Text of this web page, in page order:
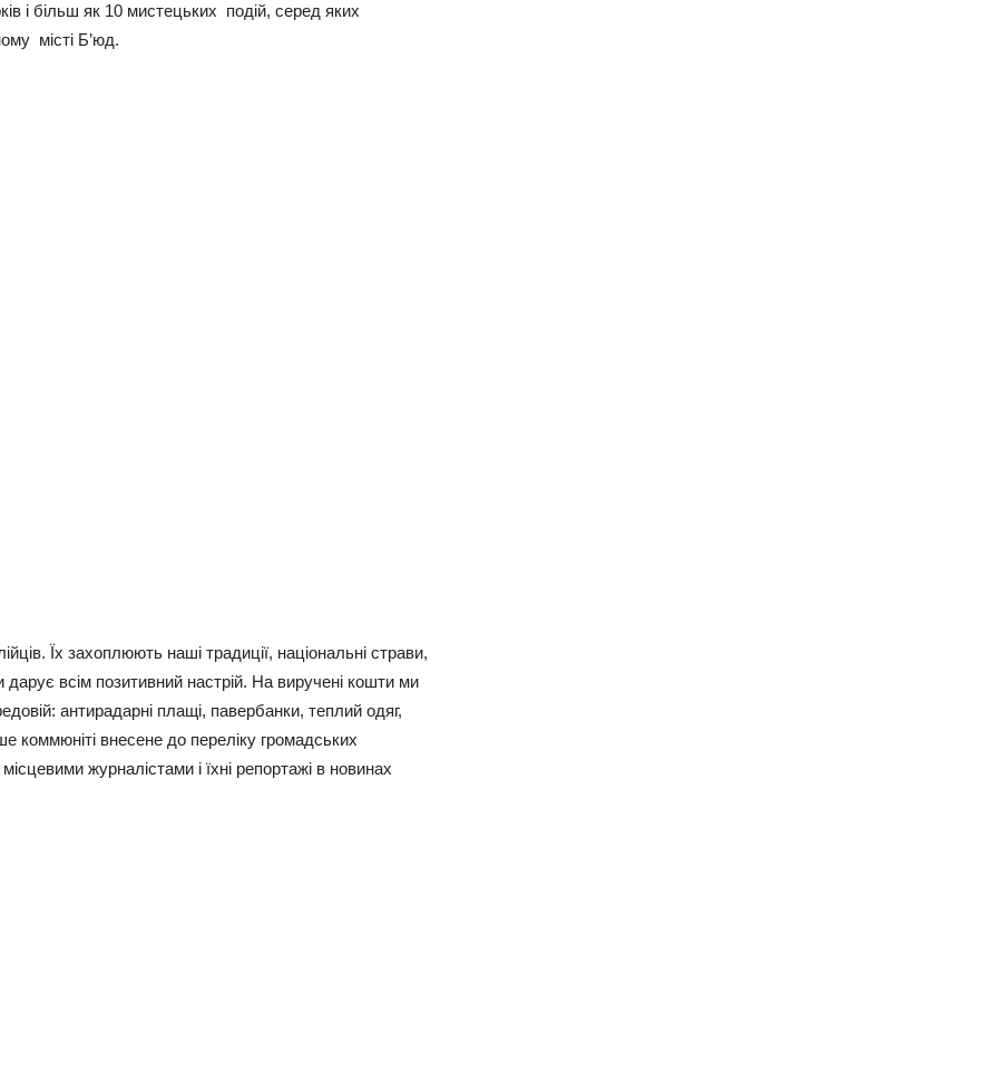
і більш як 10 мистецьких подій, серед яких
місті Б’юд.
Їх захоплюють наші традиції, національні страви,
всім позитивний настрій. На виручені кошти ми
антирадарні плащі, павербанки, теплий одяг,
коммюніті внесене до переліку громадських
журналістами і їхні репортажі в новинах